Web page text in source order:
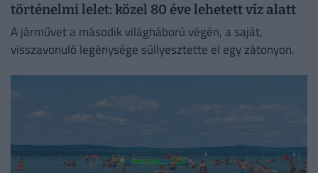
történelmi lelet: közel 80 éve lehetett víz alatt
A járművet a második világháború végén, a saját,
visszavonuló legénysége süllyesztette el egy zátonyon.